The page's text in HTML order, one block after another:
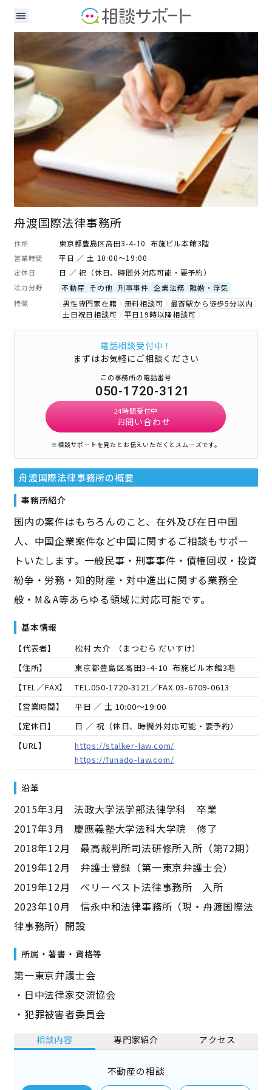
舟渡国際法律事務所
住所 東京都豊島区高田3-4-10 布施ビル本館3階
営業時間 平日 ／ 土 10:00～19:00
定休日 日 ／ 祝（休日、時間外対応可能・要予約）
注力分野 不動産 その他 刑事事件 企業法務 離婚・浮気
特徴 男性専門家在籍 無料相談可
最寄駅から徒歩5分以内
土日祝日相談可
平日19時以降相談可
電話相談受付中！
まずはお気軽にご相談ください
この事務所の電話番号
050-1720-3121
24時間受付中
お問い合わせ
※相談サポートを見たとお伝えいただくとスムーズです。
舟渡国際法律事務所の概要
事務所紹介
国内の案件はもちろんのこと、在外及び在日中国
人、中国企業案件など中国に関するご相談もサポー
トいたします。一般民事・刑事事件・債権回収・投資
紛争・労務・知的財産・対中進出に関する業務全
般・M＆A等あらゆる領域に対応可能です。
基本情報
【代表者】 松村 大介 （まつむら だいすけ）
【住所】
東京都豊島区高田3-4-10 布施ビル本館3階
【TEL／FAX】
TEL.050-1720-3121 ／FAX.03-6709-0613
【営業時間】
平日 ／ 土 10:00～19:00
【定休日】
日 ／ 祝（休日、時間外対応可能・要予約）
【URL】
https://stalker-law.com/
https://funado-law.com/
沿革
2015年3月 法政大学法学部法律学科 卒業
2017年3月 慶應義塾大学法科大学院 修了
2018年12月 最高裁判所司法研修所入所（第72期）
2019年12月 弁護士登録（第一東京弁護士会）
2019年12月 ベリーベスト法律事務所 入所
2023年10月 信永中和法律事務所（現・舟渡国際法
律事務所）開設
所属・著書・資格等
第一東京弁護士会
・日中法律家交流協会
・犯罪被害者委員会
相談内容 専門家紹介 アクセス
不動産の相談